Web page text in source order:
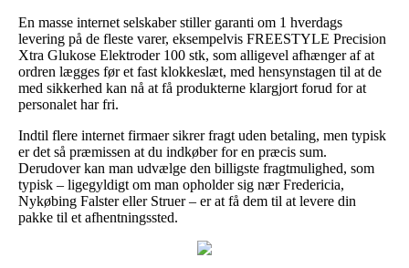
En masse internet selskaber stiller garanti om 1 hverdags
levering på de fleste varer, eksempelvis FREESTYLE Precision
Xtra Glukose Elektroder 100 stk, som alligevel afhænger af at
ordren lægges før et fast klokkeslæt, med hensynstagen til at de
med sikkerhed kan nå at få produkterne klargjort forud for at
personalet har fri.
Indtil flere internet firmaer sikrer fragt uden betaling, men typisk
er det så præmissen at du indkøber for en præcis sum.
Derudover kan man udvælge den billigste fragtmulighed, som
typisk – ligegyldigt om man opholder sig nær Fredericia,
Nykøbing Falster eller Struer – er at få dem til at levere din
pakke til et afhentningssted.